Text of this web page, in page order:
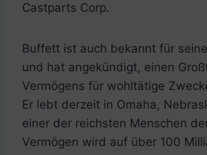
Castparts Corp.
Buffett ist auch bekannt für
und hat angekündigt, einen
Vermögens für wohltätige
Er lebt derzeit in Omaha,
einer der reichsten Menschen
Vermögen wird auf über 100